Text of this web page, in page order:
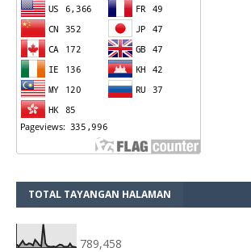
TOTAL TAYANGAN HALAMAN
789,458